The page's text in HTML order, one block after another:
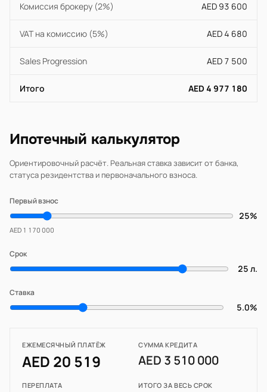
Комиссия брокеру (2%) AED 93 600
VAT на комиссию (5%) AED 4 680
Sales Progression AED 7 500
Итого AED 4 977 180
Ипотечный калькулятор
Ориентировочный расчёт. Реальная ставка зависит от банка,
статуса резидентства и первоначального взноса.
Первый взнос
25%
AED 1 170 000
Срок
25 л.
Ставка
5.0%
ЕЖЕМЕСЯЧНЫЙ ПЛАТЁЖ
AED 20 519
СУММА КРЕДИТА
AED 3 510 000
ПЕРЕПЛАТА ИТОГО ЗА ВЕСЬ СРОК